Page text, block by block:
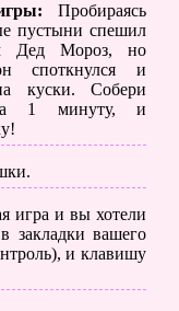
Пробираясь
пустыни спешил
Дед Мороз, но
споткнулся и
куски. Собери
1 минуту, и
игра и вы хотели
закладки вашего
и клавишу